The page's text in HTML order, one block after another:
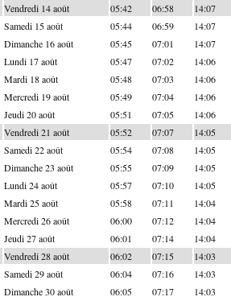
Vendredi 14 août 05:42 06:58 14:07
Samedi 15 août 05:44 06:59 14:07
Dimanche 16 août 05:45 07:01 14:07
Lundi 17 août 05:47 07:02 14:06
Mardi 18 août 05:48 07:03 14:06
Mercredi 19 août 05:49 07:04 14:06
Jeudi 20 août 05:51 07:05 14:06
Vendredi 21 août 05:52 07:07 14:05
Samedi 22 août 05:54 07:08 14:05
Dimanche 23 août 05:55 07:09 14:05
Lundi 24 août 05:57 07:10 14:05
Mardi 25 août 05:58 07:11 14:04
Mercredi 26 août 06:00 07:12 14:04
Jeudi 27 août 06:01 07:14 14:04
Vendredi 28 août 06:02 07:15 14:03
Samedi 29 août 06:04 07:16 14:03
Dimanche 30 août 06:05 07:17 14:03